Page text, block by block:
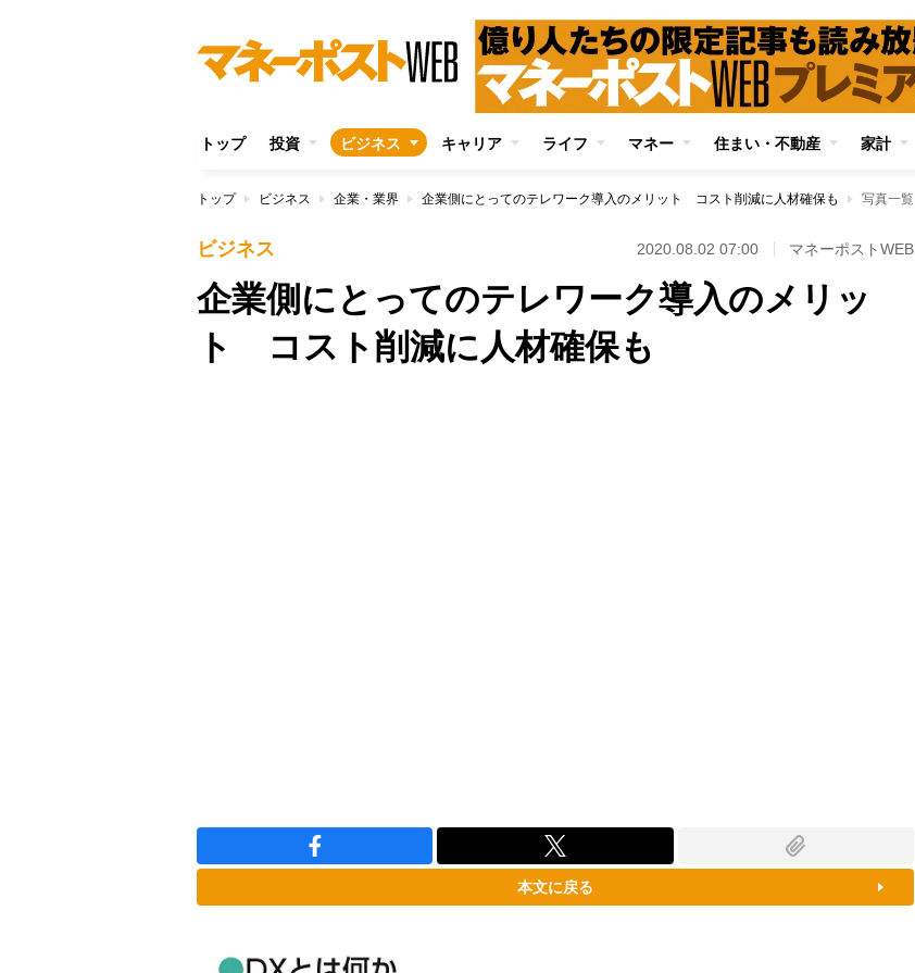
トップ 投資 ビジネス キャリア ライフ マネー 住まい・不動産 家計
トップ ビジネス 企業・業界 企業側にとってのテレワーク導入のメリット コスト削減に人材確保も 写真一覧
ビジネス 2020.08.02 07:00 マネーポストWEB
企業側にとってのテレワーク導入のメリッ
ト コスト削減に人材確保も
本文に戻る